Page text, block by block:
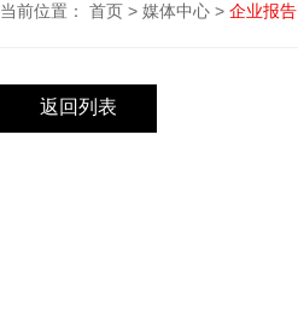
当前位置： 首页 > 媒体中心 > 企业报告
返回列表